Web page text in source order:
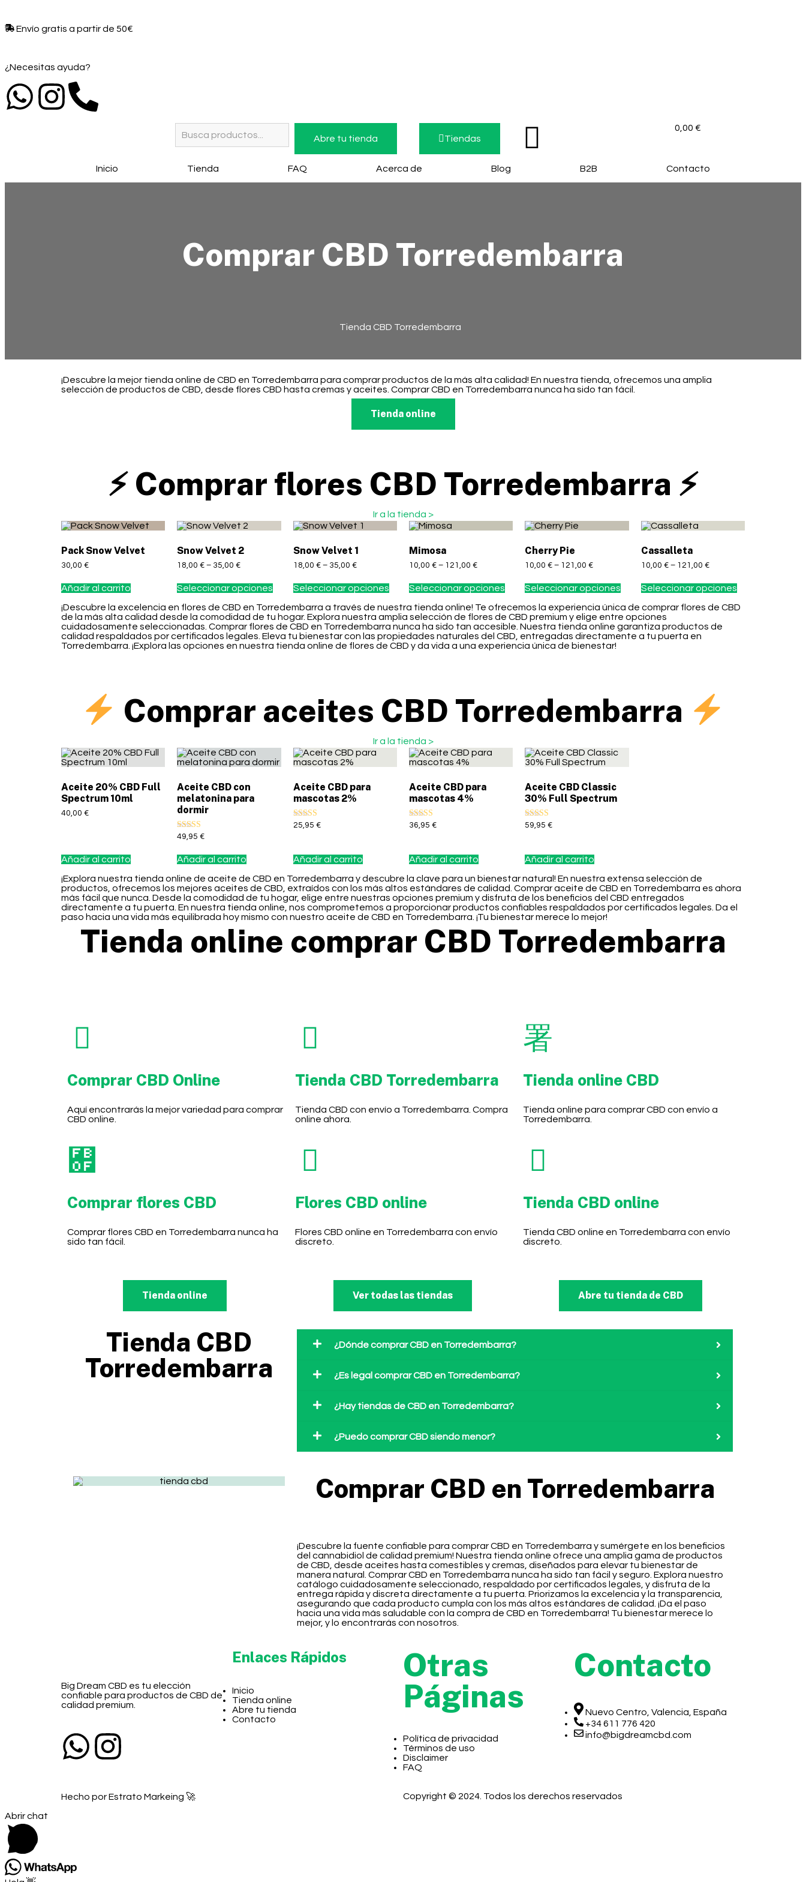
Envío gratis a partir de 50€​
¿Necesitas ayuda?
Abre tu tienda Tiendas
0,00 €
Inicio Tienda FAQ Acerca de Blog B2B Contacto
Comprar CBD Torredembarra
Tienda CBD Torredembarra
¡Descubre la mejor tienda online de CBD en Torredembarra para comprar productos de la más alta calidad! En nuestra tienda, ofrecemos una amplia
selección de productos de CBD, desde flores CBD hasta cremas y aceites. Comprar CBD en Torredembarra nunca ha sido tan fácil.
Tienda online
⚡ Comprar flores CBD Torredembarra ⚡
Ir a la tienda >
Pack Snow Velvet
30,00 €
Añadir al carrito
Snow Velvet 2
18,00€ – 35,00€
Seleccionar opciones
Snow Velvet 1
18,00 €– 35,00 €
Seleccionar opciones
Mimosa
10,00 €– 121,00 €
Seleccionar opciones
Cherry Pie
10,00€ – 121,00€
Seleccionar opciones
Cassalleta
10,00 €– 121,00 €
Seleccionar opciones
¡Descubre la excelencia en flores de CBD en Torredembarra a través de nuestra tienda online! Te ofrecemos la experiencia única de comprar flores de CBD
de la más alta calidad desde la comodidad de tu hogar. Explora nuestra amplia selección de flores de CBD premium y elige entre opciones
cuidadosamente seleccionadas. Comprar flores de CBD en Torredembarra nunca ha sido tan accesible. Nuestra tienda online garantiza productos de
calidad respaldados por certificados legales. Eleva tu bienestar con las propiedades naturales del CBD, entregadas directamente a tu puerta en
Torredembarra. ¡Explora las opciones en nuestra tienda online de flores de CBD y da vida a una experiencia única de bienestar!
Comprar aceites CBD Torredembarra
Ir a la tienda >
Aceite 20% CBD Full
Spectrum 10ml
40,00 €
Añadir al carrito
Aceite CBD con
melatonina para
dormir
Valorado con
49,95€
Añadir al carrito
Aceite CBD para
mascotas 2%
Valorado con
25,95 €
Añadir al carrito
Aceite CBD para
mascotas 4%
Valorado con
36,95 €
Añadir al carrito
Aceite CBD Classic
30% Full Spectrum
Valorado con
59,95€
Añadir al carrito
¡Explora nuestra tienda online de aceite de CBD en Torredembarra y descubre la clave para un bienestar natural! En nuestra extensa selección de
productos, ofrecemos los mejores aceites de CBD, extraídos con los más altos estándares de calidad. Comprar aceite de CBD en Torredembarra es ahora
más fácil que nunca. Desde la comodidad de tu hogar, elige entre nuestras opciones premium y disfruta de los beneficios del CBD entregados
directamente a tu puerta. En nuestra tienda online, nos comprometemos a proporcionar productos confiables respaldados por certificados legales. Da el
paso hacia una vida más equilibrada hoy mismo con nuestro aceite de CBD en Torredembarra. ¡Tu bienestar merece lo mejor!
Tienda online comprar CBD Torredembarra
Comprar CBD Online
Aquí encontrarás la mejor variedad para comprar
CBD online.
Tienda CBD Torredembarra
Tienda CBD con envío a Torredembarra. Compra
online ahora.
Tienda online CBD
Tienda online para comprar CBD con envío a
Torredembarra.
Comprar flores CBD
Comprar flores CBD en Torredembarra nunca ha
sido tan fácil.
Flores CBD online
Flores CBD online en Torredembarra con envío
discreto.
Tienda CBD online
Tienda CBD online en Torredembarra con envío
discreto.
Tienda online Ver todas las tiendas Abre tu tienda de CBD
Tienda CBD
Torredembarra
¿Dónde comprar CBD en Torredembarra?
¿Es legal comprar CBD en Torredembarra?
¿Hay tiendas de CBD en Torredembarra?
¿Puedo comprar CBD siendo menor?
Comprar CBD en Torredembarra
¡Descubre la fuente confiable para comprar CBD en Torredembarra y sumérgete en los beneficios
del cannabidiol de calidad premium! Nuestra tienda online ofrece una amplia gama de productos
de CBD, desde aceites hasta comestibles y cremas, diseñados para elevar tu bienestar de
manera natural. Comprar CBD en Torredembarra nunca ha sido tan fácil y seguro. Explora nuestro
catálogo cuidadosamente seleccionado, respaldado por certificados legales, y disfruta de la
entrega rápida y discreta directamente a tu puerta. Priorizamos la excelencia y la transparencia,
asegurando que cada producto cumpla con los más altos estándares de calidad. ¡Da el paso
hacia una vida más saludable con la compra de CBD en Torredembarra! Tu bienestar merece lo
mejor, y lo encontrarás con nosotros.
Big Dream CBD es tu elección
confiable para productos de CBD de
calidad premium.
Enlaces Rápidos
Inicio
Tienda online
Abre tu tienda
Contacto
Otras
Páginas
Política de privacidad
Términos de uso
Disclaimer
FAQ
Contacto
Nuevo Centro, Valencia, España
+34 611 776 420
info@bigdreamcbd.com
Hecho por Estrato Markeing 🚀 Copyright © 2024. Todos los derechos reservados
Abrir chat